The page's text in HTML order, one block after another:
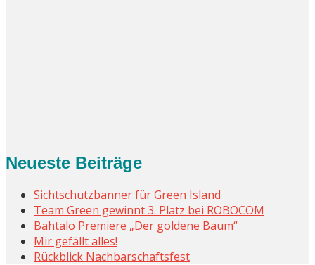
Neueste Beiträge
Sichtschutzbanner für Green Island
Team Green gewinnt 3. Platz bei ROBOCOM
Bahtalo Premiere „Der goldene Baum“
Mir gefällt alles!
Rückblick Nachbarschaftsfest